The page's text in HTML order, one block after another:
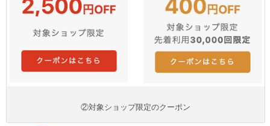
②対象ショップ限定のクーポン